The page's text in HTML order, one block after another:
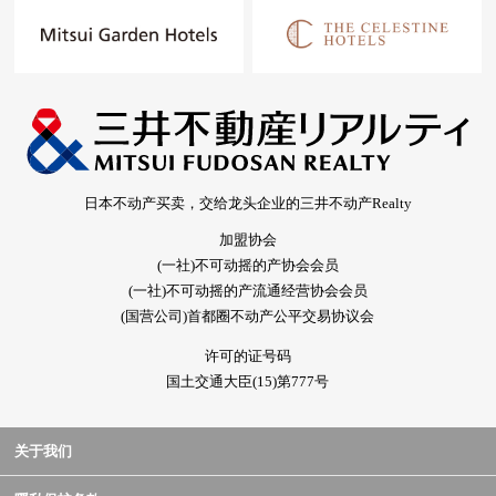
日本不动产买卖，交给龙头企业的三井不动产Realty
加盟协会
(一社)不可动摇的产协会会员
(一社)不可动摇的产流通经营协会会员
(国营公司)首都圈不动产公平交易协议会
许可的证号码
国土交通大臣(15)第777号
关于我们